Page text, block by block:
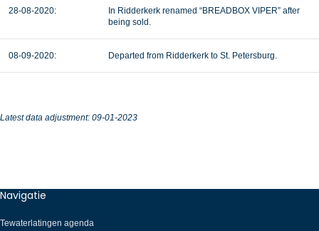
28-08-2020:
In Ridderkerk renamed “BREADBOX VIPER” after
being sold.
08-09-2020: Departed from Ridderkerk to St. Petersburg.
Latest data adjustment: 09-01-2023
Navigatie
Tewaterlatingen agenda